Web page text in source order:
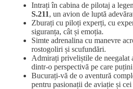
Intrați în cabina de pilotaj a
S.211, un avion de luptă
Zburați cu piloți experți, cu
siguranța, cât și emoția.
Simte adrenalina cu manevre
rostogoliri și scufundări.
Admirați priveliștile de neegalat
dintr-o perspectivă pe care
Bucurați-vă de o aventură
pentru pasionații de aviație și